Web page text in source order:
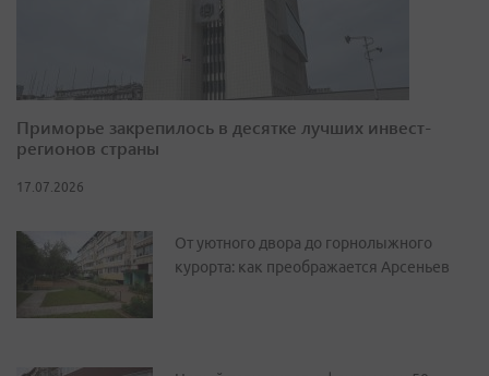
Приморье закрепилось в десятке лучших инвест-
регионов страны
17.07.2026
От уютного двора до горнолыжного
курорта: как преображается Арсеньев